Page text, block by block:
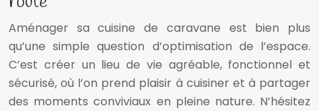
Aménager sa cuisine de caravane est bien plus
qu’une simple question d’optimisation de l’espace.
C’est créer un lieu de vie agréable, fonctionnel et
sécurisé, où l’on prend plaisir à cuisiner et à partager
des moments conviviaux en pleine nature. N’hésitez